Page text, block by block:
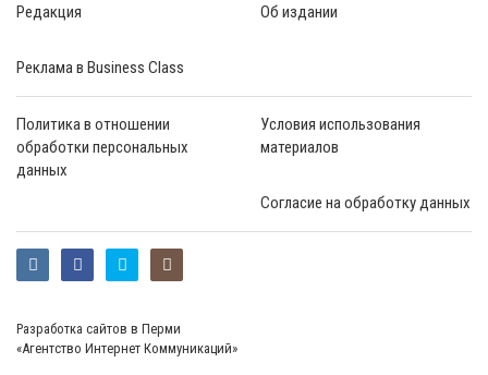
Редакция Об издании
Реклама в Business Class
Политика в отношении
обработки персональных
данных
Условия использования
материалов
Согласие на обработку данных
Разработка сайтов в Перми
«Агентство Интернет Коммуникаций»